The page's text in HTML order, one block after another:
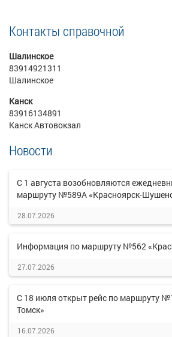
Контакты справочной
Шалинское
83914921311
Шалинское
Канск
83916134891
Канск Автовокзал
Новости
С 1 августа возобновляются
маршруту №589А «Красноярск-
28.07.2026
Информация по маршруту №562
27.07.2026
С 18 июля открыт рейс по маршруту
Томск»
16.07.2026